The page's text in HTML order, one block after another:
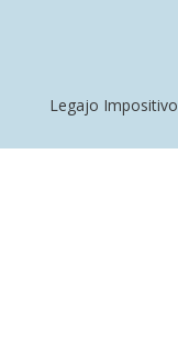
Legajo Impositivo